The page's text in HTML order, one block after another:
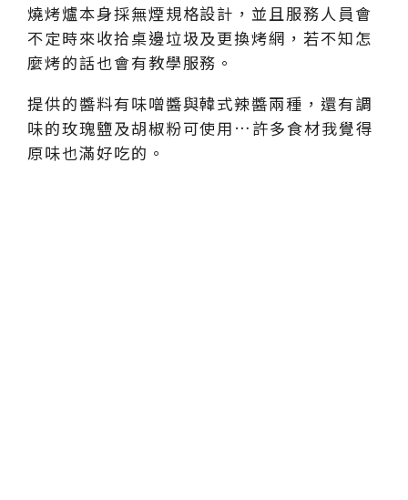
燒烤爐本身採無煙規格設計，並且服務人員會
不定時來收拾桌邊垃圾及更換烤網，若不知怎
麼烤的話也會有教學服務。
提供的醬料有味噌醬與韓式辣醬兩種，還有調
味的玫瑰鹽及胡椒粉可使用…許多食材我覺得
原味也滿好吃的。